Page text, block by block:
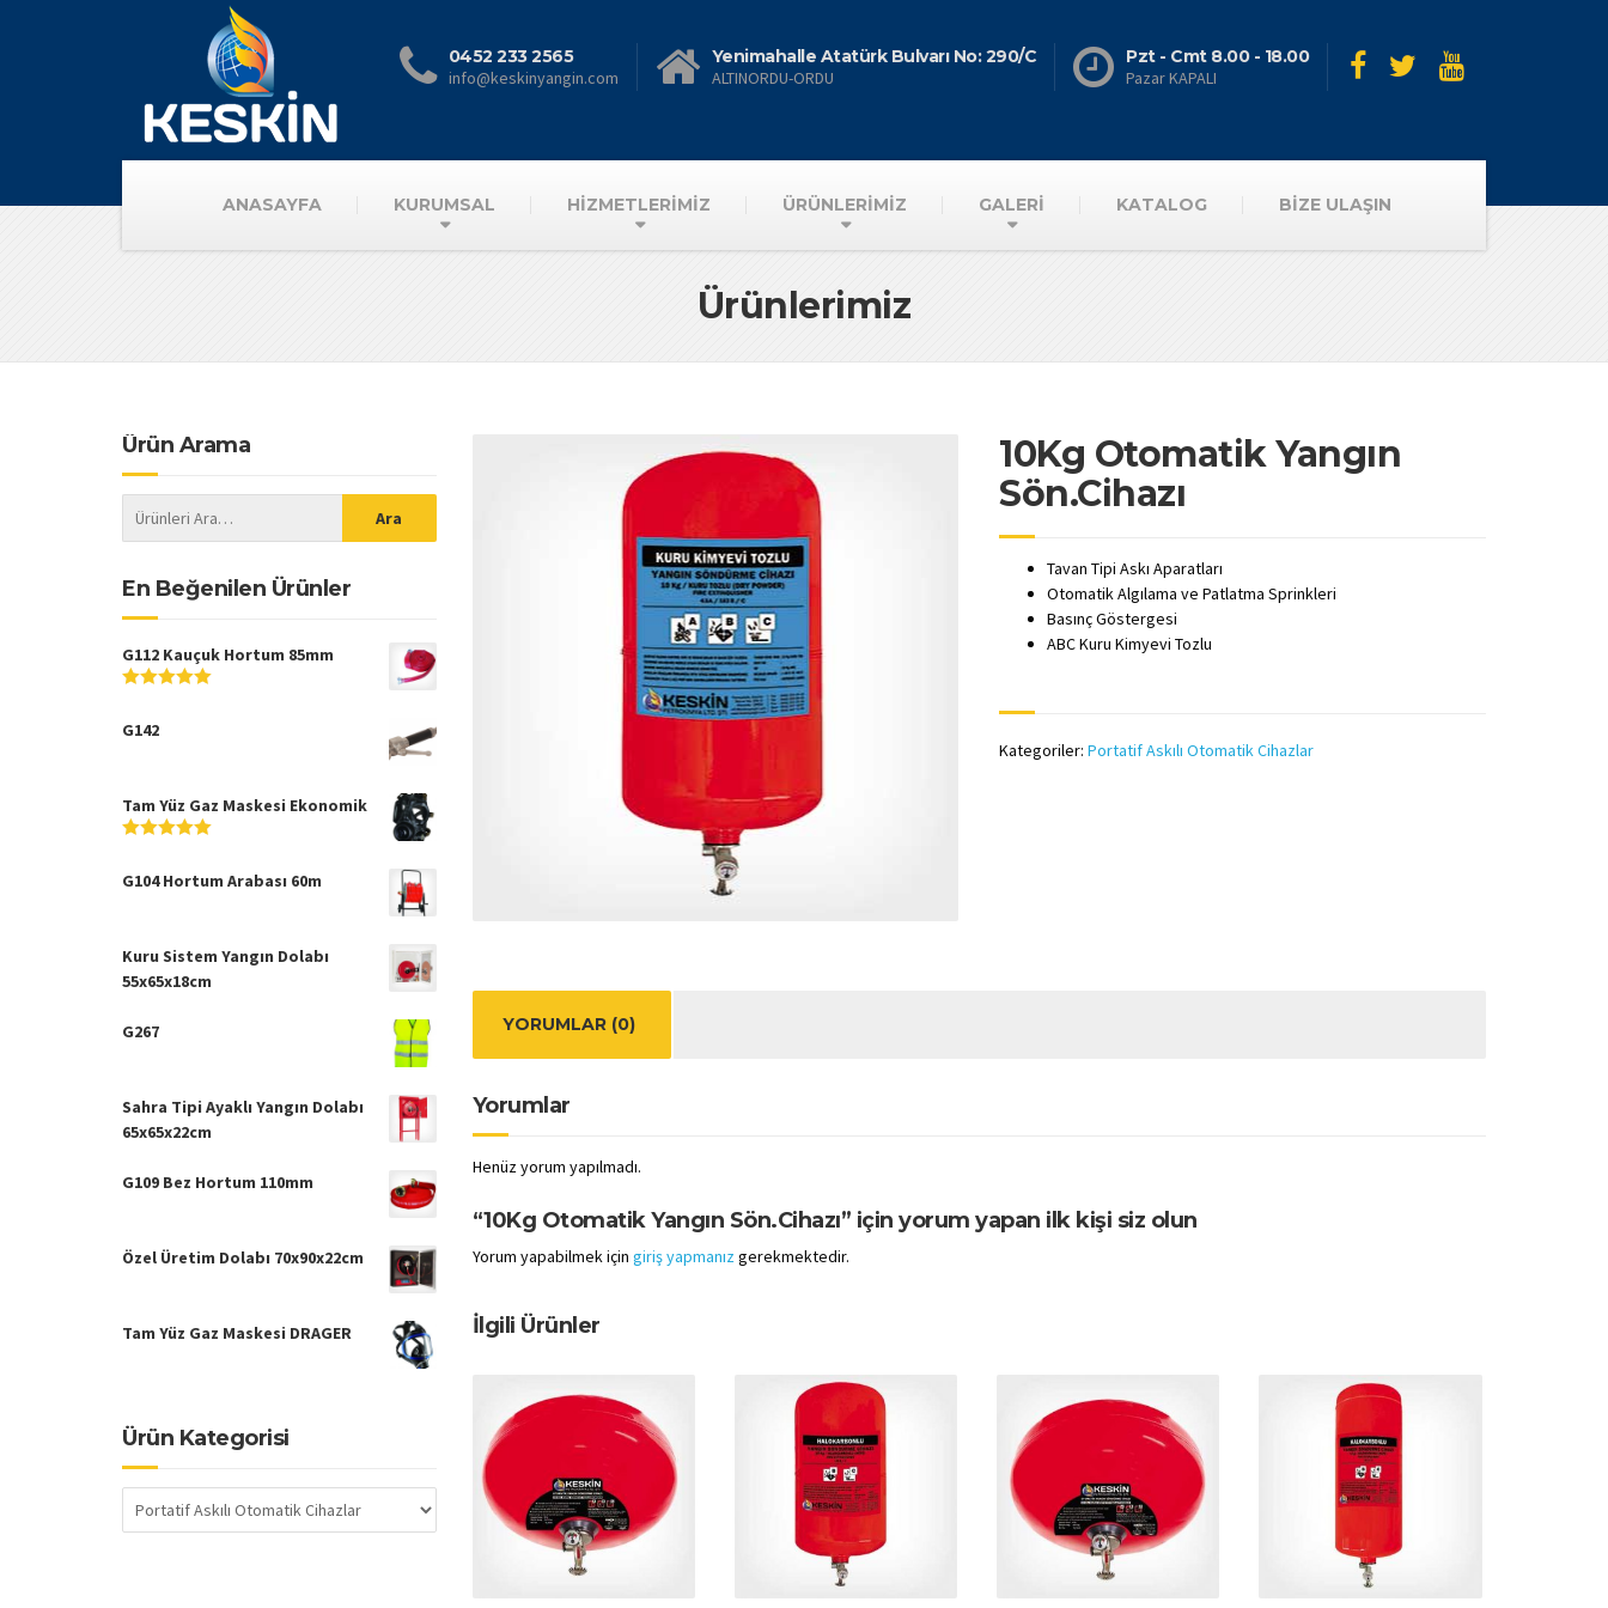
0452 233 2565
info@keskinyangin.com
Yenimahalle Atatürk Bulvarı No: 290/C
ALTINORDU-ORDU
Pzt - Cmt 8.00 - 18.00
Pazar KAPALI
ANASAYFA KURUMSAL HİZMETLERİMİZ ÜRÜNLERİMİZ GALERİ KATALOG BİZE ULAŞIN
Ürünlerimiz
10Kg Otomatik Yangın
Sön.Cihazı
Tavan Tipi Askı Aparatları
Otomatik Algılama ve Patlatma Sprinkleri
Basınç Göstergesi
ABC Kuru Kimyevi Tozlu
Kategoriler:Portatif Askılı Otomatik Cihazlar
YORUMLAR (0)
Yorumlar
Henüz yorum yapılmadı.
“10Kg Otomatik Yangın Sön.Cihazı” için yorum yapan ilk kişi siz olun
Yorum yapabilmek için giriş yapmanızgerekmektedir.
İlgili Ürünler
Ürün Arama
En Beğenilen Ürünler
G112 Kauçuk Hortum 85mm
G142
Tam Yüz Gaz Maskesi Ekonomik
G104 Hortum Arabası 60m
Kuru Sistem Yangın Dolabı
55x65x18cm
G267
Sahra Tipi Ayaklı Yangın Dolabı
65x65x22cm
G109 Bez Hortum 110mm
Özel Üretim Dolabı 70x90x22cm
Tam Yüz Gaz Maskesi DRAGER
Ürün Kategorisi